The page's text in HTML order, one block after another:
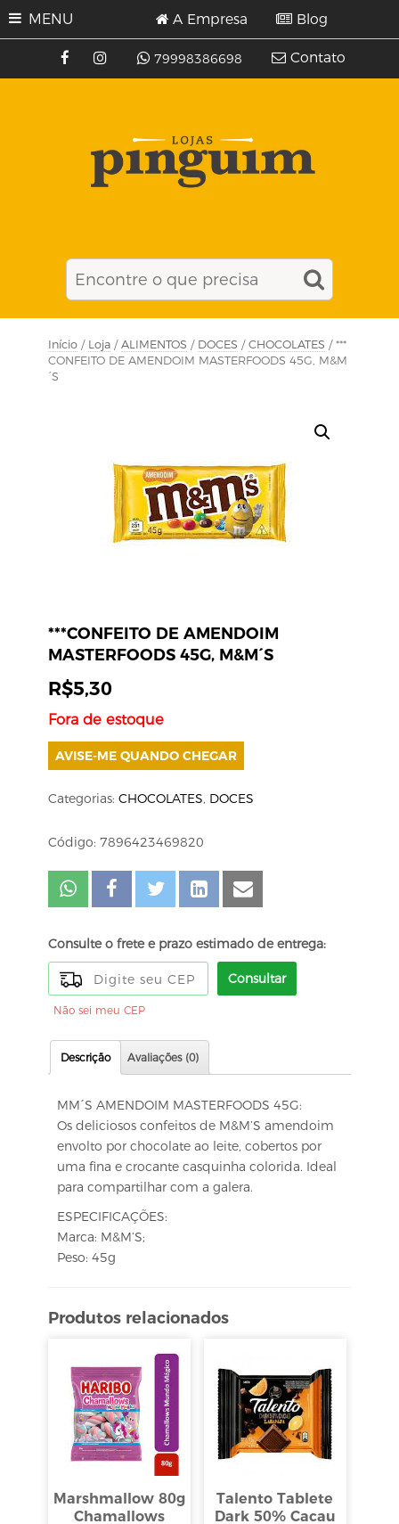
MENU
79998386698
A Empresa Blog
Contato
Início / Loja / ALIMENTOS / DOCES / CHOCOLATES / ***
CONFEITO DE AMENDOIM MASTERFOODS 45G, M&M
´S
***CONFEITO DE AMENDOIM
MASTERFOODS 45G, M&M´S
R$5,30
Fora de estoque
AVISE-ME QUANDO CHEGAR
Categorias: CHOCOLATES, DOCES
Código: 7896423469820
Consulte o frete e prazo estimado de entrega:
Consultar
Não sei meu CEP
Descrição Avaliações (0)
MM´S AMENDOIM MASTERFOODS 45G:
Os deliciosos confeitos de M&M’S amendoim
envolto por chocolate ao leite, cobertos por
uma fina e crocante casquinha colorida. Ideal
para compartilhar com a galera.
ESPECIFICAÇÕES:
Marca: M&M’S;
Peso: 45g
Produtos relacionados
Marshmallow 80g
Chamallows
Talento Tablete
Dark 50% Cacau